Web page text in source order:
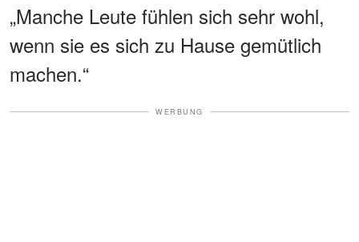
„Manche Leute fühlen sich sehr wohl,
wenn sie es sich zu Hause gemütlich
machen.“
WERBUNG